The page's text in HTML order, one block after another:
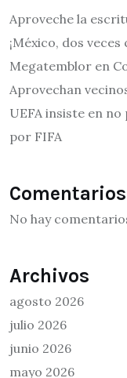
Aproveche la
¡México, dos veces
Megatemblor en
Aprovechan
UEFA insiste en
por FIFA
No hay
Archivos
agosto 2026
julio 2026
junio 2026
mayo 2026